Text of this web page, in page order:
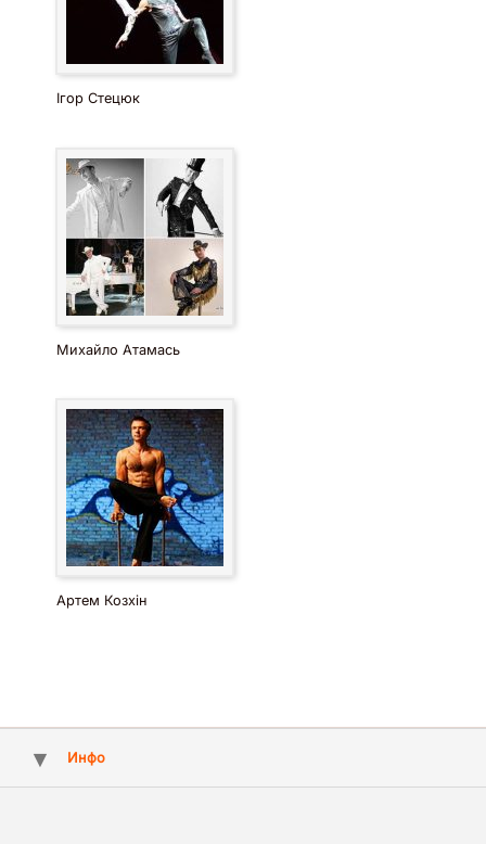
Ігор Стецюк
Михайло Атамась
Артем Козхін
Инфо